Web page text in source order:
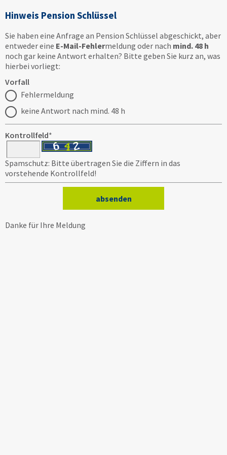
Hinweis Pension Schlüssel
Sie haben eine Anfrage an Pension Schlüssel abgeschickt, aber
entweder eine E-Mail-Fehlermeldung oder nach mind. 48 h
noch gar keine Antwort erhalten? Bitte geben Sie kurz an, was
hierbei vorliegt:
Vorfall
Fehlermeldung
keine Antwort nach mind. 48 h
Kontrollfeld*
Spamschutz: Bitte übertragen Sie die Ziffern in das
vorstehende Kontrollfeld!
Danke für Ihre Meldung